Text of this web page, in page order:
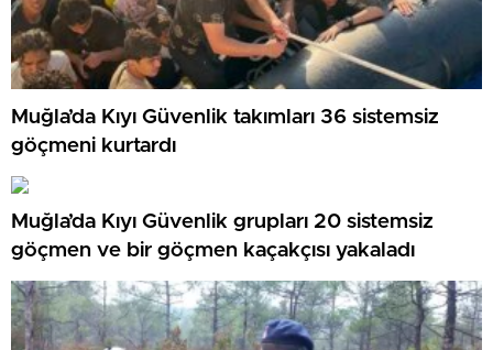
Muğla’da Kıyı Güvenlik takımları 36 sistemsiz
göçmeni kurtardı
Muğla’da Kıyı Güvenlik grupları 20 sistemsiz
göçmen ve bir göçmen kaçakçısı yakaladı